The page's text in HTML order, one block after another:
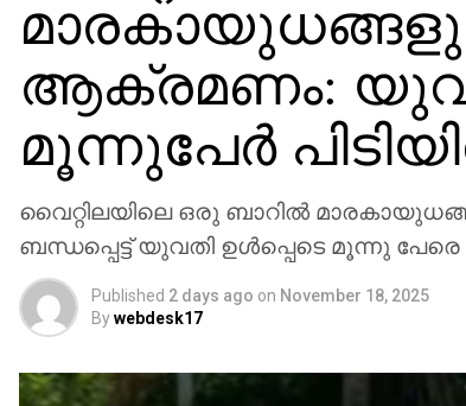
ആക്രമണം:
മൂന്നുപേര്‍
വൈറ്റിലയിലെ ഒരു ബാറില്‍
ബന്ധപ്പെട്ട് യുവതി ഉള്‍പ്പെടെ മൂന്നു
Published 2 days ago on November 18, 2025
Bywebdesk17